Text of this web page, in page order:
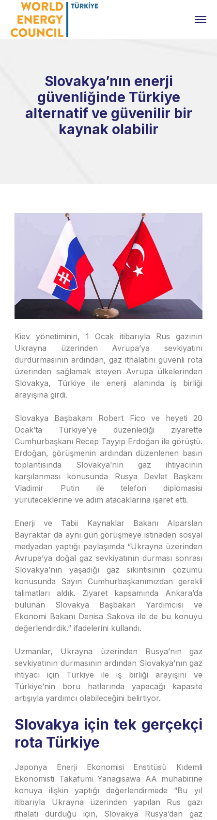
Slovakya’nın enerji
güvenliğinde Türkiye
alternatif ve güvenilir bir
kaynak olabilir
Kiev yönetiminin, 1 Ocak itibarıyla Rus gazının
Ukrayna üzerinden Avrupa’ya sevkiyatını
durdurmasının ardından, gaz ithalatını güvenli rota
üzerinden sağlamak isteyen Avrupa ülkelerinden
Slovakya, Türkiye ile enerji alanında iş birliği
arayışına girdi.
Slovakya Başbakanı Robert Fico ve heyeti 20
Ocak’ta Türkiye’ye düzenlediği ziyarette
Cumhurbaşkanı Recep Tayyip Erdoğan ile görüştü.
Erdoğan, görüşmenin ardından düzenlenen basın
toplantısında Slovakya’nın gaz ihtiyacının
karşılanması konusunda Rusya Devlet Başkanı
Vladimir Putin ile telefon diplomasisi
yürüteceklerine ve adım atacaklarına işaret etti.
Enerji ve Tabii Kaynaklar Bakanı Alparslan
Bayraktar da aynı gün görüşmeye istinaden sosyal
medyadan yaptığı paylaşımda “Ukrayna üzerinden
Avrupa’ya doğal gaz sevkiyatının durması sonrası
Slovakya’nın yaşadığı gaz sıkıntısının çözümü
konusunda Sayın Cumhurbaşkanımızdan gerekli
talimatları aldık. Ziyaret kapsamında Ankara’da
bulunan Slovakya Başbakan Yardımcısı ve
Ekonomi Bakanı Denisa Sakova ile de bu konuyu
değerlendirdik.” ifadelerini kullandı.
Uzmanlar, Ukrayna üzerinden Rusya’nın gaz
sevkiyatının durmasının ardından Slovakya’nın gaz
ihtiyacı için Türkiye ile iş birliği arayışını ve
Türkiye’nin boru hatlarında yapacağı kapasite
artışıyla yardımcı olabileceğini belirtiyor.
Slovakya için tek gerçekçi
rota Türkiye
Japonya Enerji Ekonomisi Enstitüsü Kıdemli
Ekonomisti Takafumi Yanagisawa AA muhabirine
konuya ilişkin yaptığı değerlendirmede “Bu yıl
itibarıyla Ukrayna üzerinden yapılan Rus gazı
ithalatı durduğu için, Slovakya Rusya’dan gaz